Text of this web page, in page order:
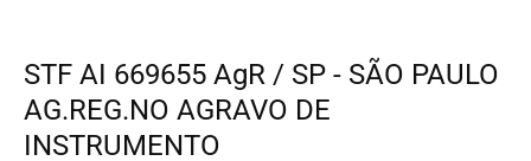
STF AI 669655 AgR / SP - SÃO PAULO
AG.REG.NO AGRAVO DE
INSTRUMENTO